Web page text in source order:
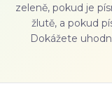
zeleně, pokud je
žlutě, a pokud
Dokážete